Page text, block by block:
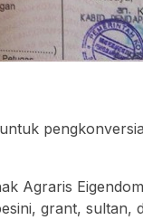
Agraris
grant, sultan,